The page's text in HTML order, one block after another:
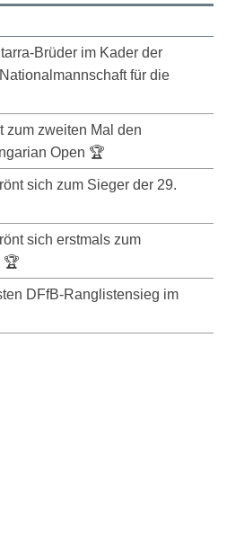
Brüder im Kader der
für die
zum zweiten Mal den
Open 🏆
sich zum Sieger der 29.
sich erstmals zum
🏆
DFfB-Ranglistensieg im